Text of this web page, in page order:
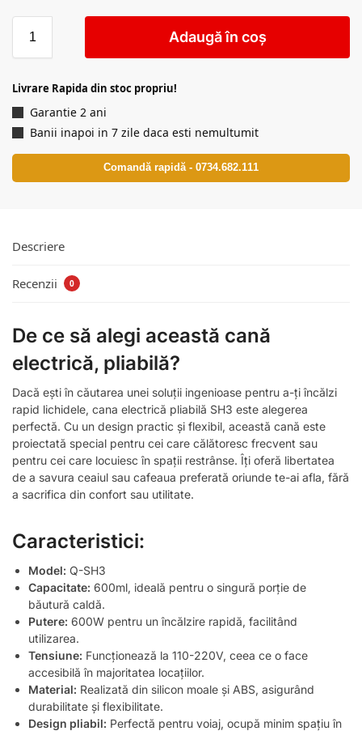
Adaugă în coș
Livrare Rapida din stoc propriu!
Garantie 2 ani
Banii inapoi in 7 zile daca esti nemultumit
Comandă rapidă - 0734.682.111
Descriere
Recenzii 0
De ce să alegi această cană
electrică, pliabilă?
Dacă ești în căutarea unei soluții ingenioase pentru a-ți încălzi
rapid lichidele, cana electrică pliabilă SH3 este alegerea
perfectă. Cu un design practic și flexibil, această cană este
proiectată special pentru cei care călătoresc frecvent sau
pentru cei care locuiesc în spații restrânse. Îți oferă libertatea
de a savura ceaiul sau cafeaua preferată oriunde te-ai afla, fără
a sacrifica din confort sau utilitate.
Caracteristici:
Model: Q-SH3
Capacitate: 600ml, ideală pentru o singură porție de
băutură caldă.
Putere: 600W pentru un încălzire rapidă, facilitând
utilizarea.
Tensiune: Funcționează la 110-220V, ceea ce o face
accesibilă în majoritatea locațiilor.
Material: Realizată din silicon moale și ABS, asigurând
durabilitate și flexibilitate.
Design pliabil: Perfectă pentru voiaj, ocupă minim spațiu în